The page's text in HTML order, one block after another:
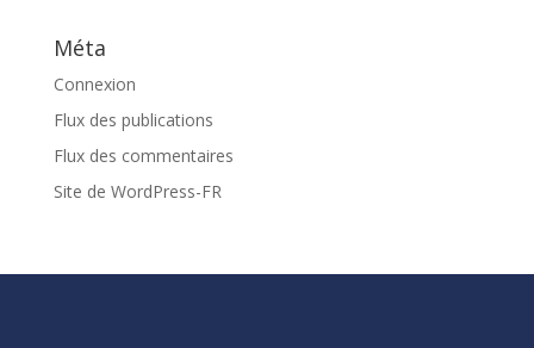
Méta
Connexion
Flux des publications
Flux des commentaires
Site de WordPress-FR